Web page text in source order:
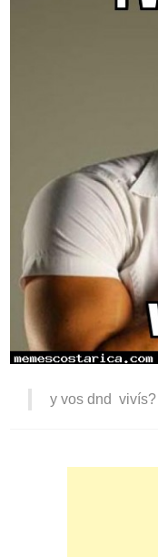
y vos dnd